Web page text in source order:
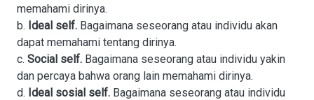
memahami dirinya.
b. Ideal self. Bagaimana seseorang atau individu akan
dapat memahami tentang dirinya.
c. Social self. Bagaimana seseorang atau individu yakin
dan percaya bahwa orang lain memahami dirinya.
d. Ideal sosial self. Bagaimana seseorang atau individu